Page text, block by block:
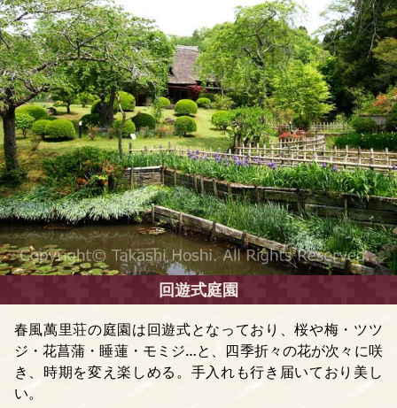
回遊式庭園
春風萬里荘の庭園は回遊式となっており、桜や梅・ツツ
ジ・花菖蒲・睡蓮・モミジ…と、四季折々の花が次々に咲
き、時期を変え楽しめる。手入れも行き届いており美し
い。